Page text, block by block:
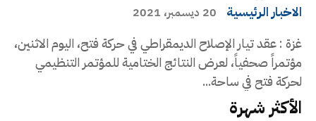
الاخبار الرئيسية 20 ديسمبر، 2021
غزة : عقد تيار الإصلاح الديمقراطي في حركة فتح، اليوم الاثنين،
مؤتمراً صحفياً، لعرض النتائج الختامية للمؤتمر التنظيمي
لحركة فتح في ساحة...
الأكثر شهرة